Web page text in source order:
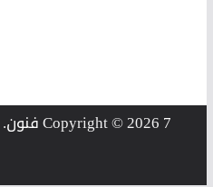
Copyright © 2026 7 فنون by